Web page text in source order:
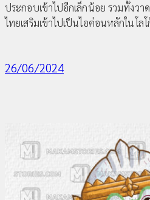
ประกอบเข้าไปอีกเล็กน้อย รวมทั้งว
ไทยเสริมเข้าไปเป็นไอค่อนหลักในโล
26/06/2024